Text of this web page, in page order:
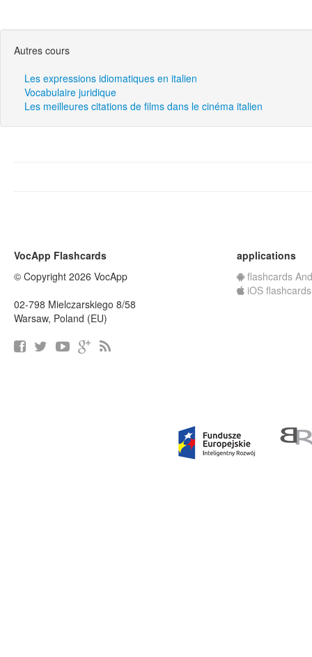
Autres cours
Les expressions idiomatiques en italien
Vocabulaire juridique
Les meilleures citations de films dans le cinéma italien
VocApp Flashcards
© Copyright 2026 VocApp
02-798 Mielczarskiego 8/58
Warsaw, Poland (EU)
applications
flashcards
iOS flashcards